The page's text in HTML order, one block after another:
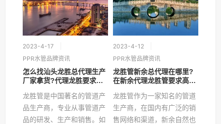
2023-4-17
PPR水管品牌资讯
怎么找汕头龙胜总代理生产
厂家拿货?代理龙胜要求高
龙胜管是中国著名的管道产
品生产商，专业从事管道产
品的研发、生产和销售。如
2023-4-12
PPR水管品牌资讯
龙胜管新余总代理在哪里?
在新余代理龙胜管要求高
龙胜管作为一家知名的管道
生产商，在国内有广泛的销
售网络和渠道，新余自然也